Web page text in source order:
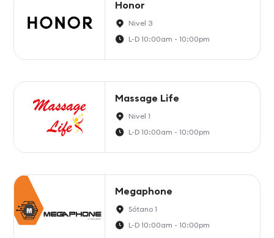
Honor
Nivel 3
L-D 10:00am - 10:00pm
Massage Life
Nivel 1
L-D 10:00am - 10:00pm
Megaphone
Sótano 1
L-D 10:00am - 10:00pm